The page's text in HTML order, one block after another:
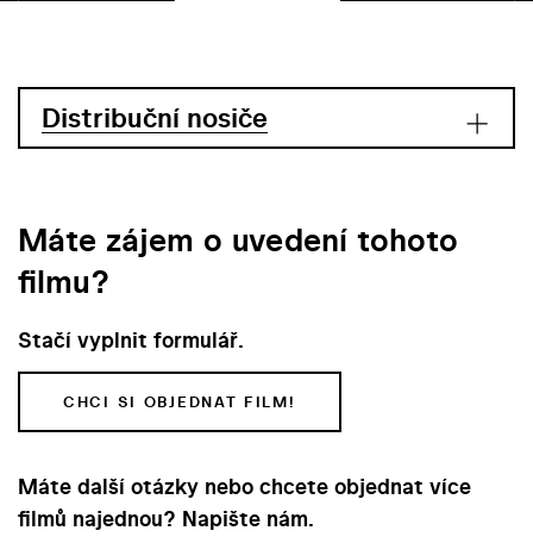
Distribuční nosiče
Máte zájem o uvedení tohoto
filmu?
Stačí vyplnit formulář.
CHCI SI OBJEDNAT FILM!
Máte další otázky nebo chcete objednat více
filmů najednou? Napište nám.